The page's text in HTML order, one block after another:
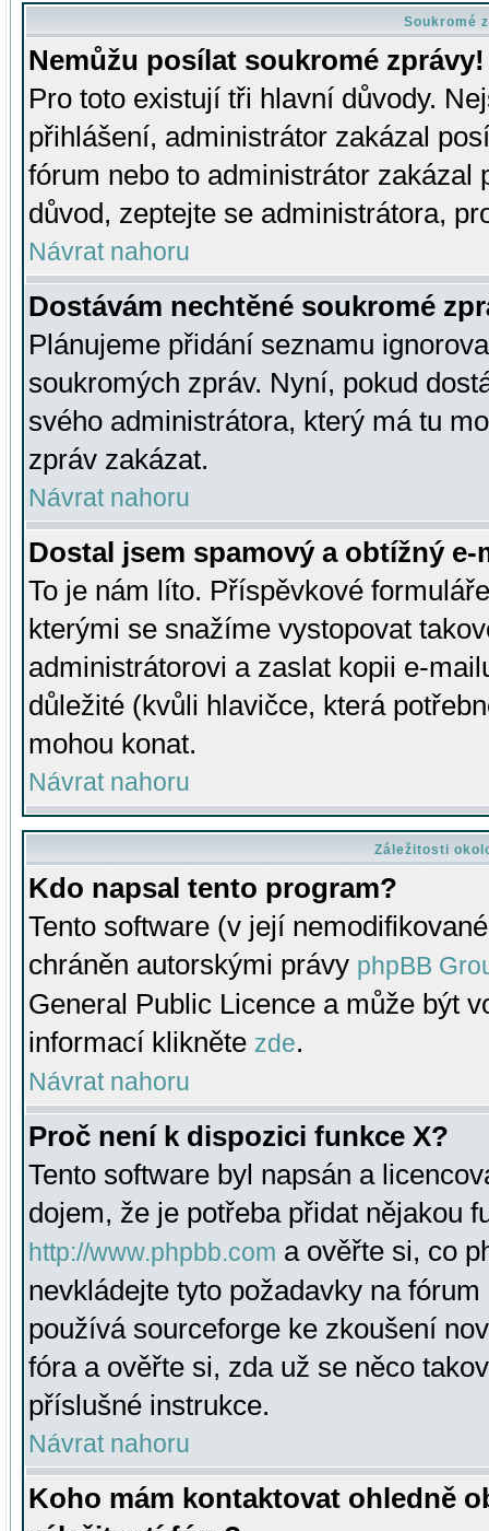
Soukromé
Nemůžu posílat soukromé zprávy!
Pro toto existují tři hlavní důvody.
přihlášení, administrátor zakázal
fórum nebo to administrátor zakázal
důvod, zeptejte se administrátora,
Návrat nahoru
Dostávám nechtěné soukromé
Plánujeme přidání seznamu
soukromých zpráv. Nyní, pokud
svého administrátora, který má tu
zpráv zakázat.
Návrat nahoru
Dostal jsem spamový a obtížný
To je nám líto. Příspěvkové
kterými se snažíme vystopovat
administrátorovi a zaslat kopii e-
důležité (kvůli hlavičce, která
mohou konat.
Návrat nahoru
Záležitosti
Kdo napsal tento program?
Tento software (v její
chráněn autorskými právy phpBB
General Public Licence a může být
informací klikněte zde.
Návrat nahoru
Proč není k dispozici funkce X?
Tento software byl napsán a
dojem, že je potřeba přidat nějakou
http://www.phpbb.com a ověřte si, co
nevkládejte tyto požadavky na
používá sourceforge ke zkoušení
fóra a ověřte si, zda už se něco
příslušné instrukce.
Návrat nahoru
Koho mám kontaktovat ohledně